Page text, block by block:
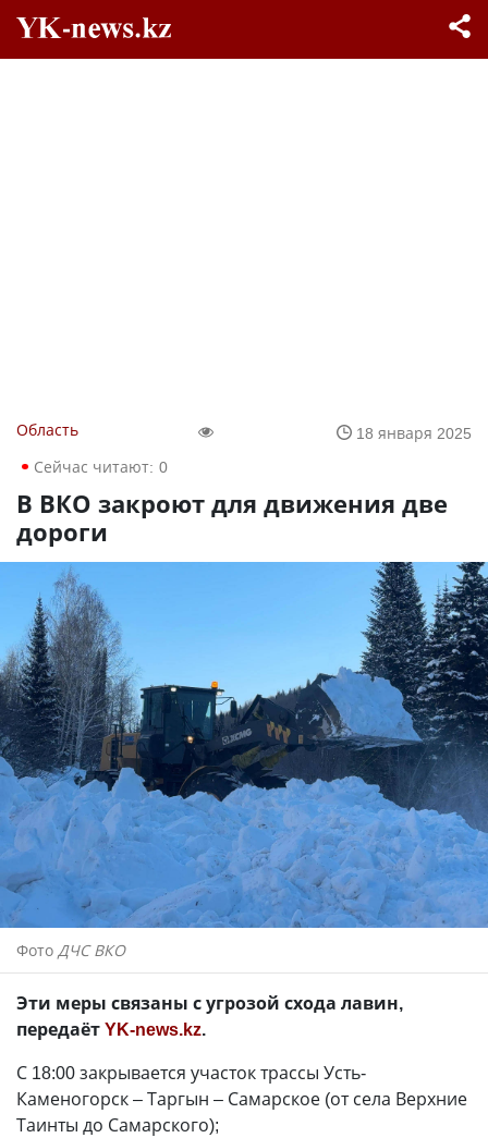
Область
18 января 2025
Сейчас читают: 0
В ВКО закроют для движения две
дороги
Фото ДЧС ВКО
Эти меры связаны с угрозой схода лавин,
передаётYK-news.kz.
С 18:00 закрывается участок трассы Усть-
Каменогорск – Таргын – Самарское (от села Верхние
Таинты до Самарского);